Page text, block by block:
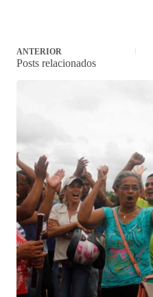
ANTERIOR
Posts relacionados